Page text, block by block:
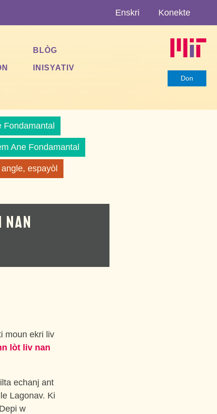
Enskri Konekte
Don
BLÒG
INISYATIV
Fondamantal
Ane Fondamantal
espayòl
NAN
moun ekri liv
lòt liv nan
echanj ant
Lagonav. Ki
w